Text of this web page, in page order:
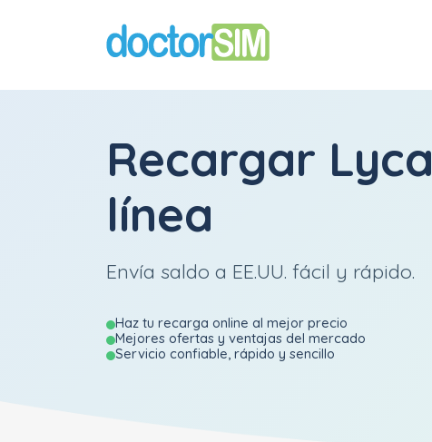
Recargar Lyca
línea
Envía saldo a EE.UU. fácil y rápido.
Haz tu recarga online al mejor precio
Mejores ofertas y ventajas del mercado
Servicio confiable, rápido y sencillo